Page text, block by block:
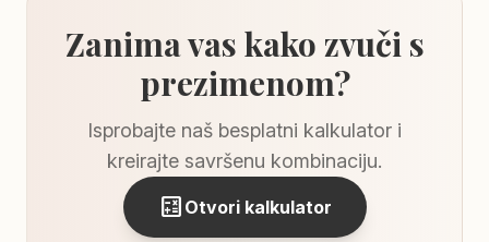
Zanima vas kako zvuči s
prezimenom?
Isprobajte naš besplatni kalkulator i
kreirajte savršenu kombinaciju.
calculate Otvori kalkulator